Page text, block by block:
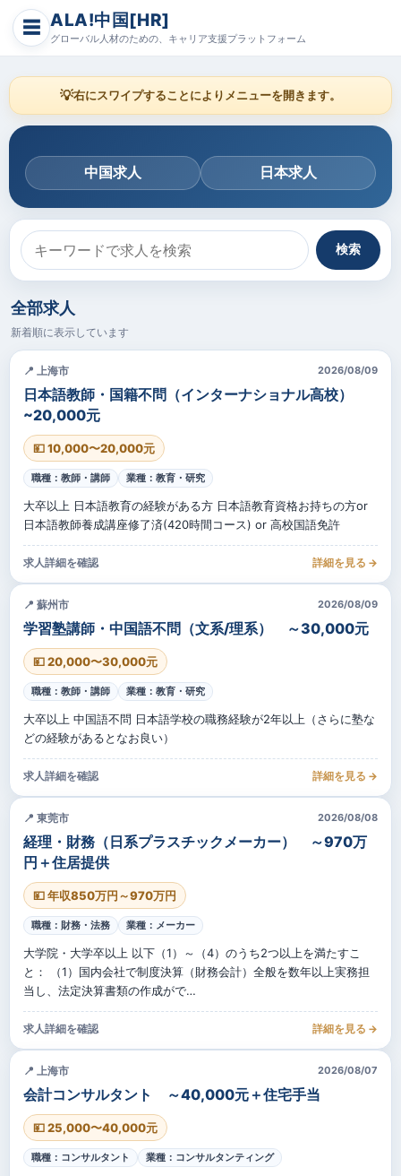
☰ ALA!中国[HR]
グローバル人材のための、キャリア支援プラットフォーム
💡右にスワイプすることによりメニューを開きます。
中国求人 日本求人
検索
全部求人
新着順に表示しています
📍 上海市 2026/08/09
日本語教師・国籍不問（インターナショナル高校）
~20,000元
💴 10,000〜20,000元
職種：教師・講師 業種：教育・研究
大卒以上 日本語教育の経験がある方 日本語教育資格お持ちの方or
日本語教師養成講座修了済(420時間コース) or 高校国語免許
求人詳細を確認 詳細を見る →
📍 蘇州市 2026/08/09
学習塾講師・中国語不問（文系/理系） ～30,000元
💴 20,000〜30,000元
職種：教師・講師 業種：教育・研究
大卒以上 中国語不問 日本語学校の職務経験が2年以上（さらに塾な
どの経験があるとなお良い）
求人詳細を確認 詳細を見る →
📍 東莞市 2026/08/08
経理・財務（日系プラスチックメーカー） ～970万
円＋住居提供
💴 年収850万円～970万円
職種：財務・法務 業種：メーカー
大学院・大学卒以上 以下（1）～（4）のうち2つ以上を満たすこ
と： （1）国内会社で制度決算（財務会計）全般を数年以上実務担
当し、法定決算書類の作成がで…
求人詳細を確認 詳細を見る →
📍 上海市 2026/08/07
会計コンサルタント ～40,000元＋住宅手当
💴 25,000〜40,000元
職種：コンサルタント 業種：コンサルタンティング